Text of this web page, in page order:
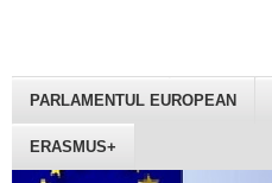
PARLAMENTUL EUROPEAN
ERASMUS+